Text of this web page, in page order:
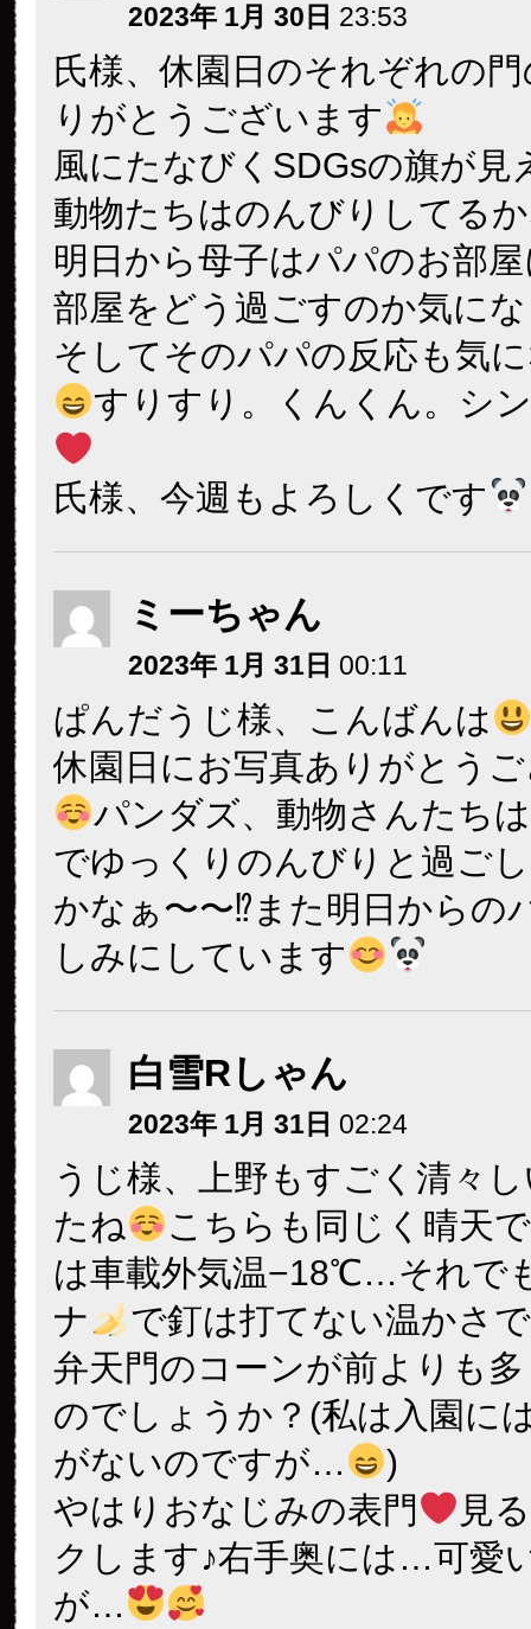
2023年 1月 30日 23:53
氏様、休園日のそれぞれの
りがとうございます
風にたなびくSDGsの旗が見
動物たちはのんびりしてる
明日から母子はパパのお部
部屋をどう過ごすのか気に
そしてそのパパの反応も気
すりすり。くんくん。シ
氏様、今週もよろしくです
ミーちゃん
2023年 1月 31日 00:11
ぱんだうじ様、こんばんは
休園日にお写真ありがとう
パンダズ、動物さんたち
でゆっくりのんびりと過ご
かなぁ〜〜⁉また明日からの
しみにしています
白雪Rしゃん
2023年 1月 31日 02:24
うじ様、上野もすごく清々
たね
こちらも同じく晴天
は車載外気温−18℃…それで
ナ
で釘は打てない温かさ
弁天門のコーンが前よりも
のでしょうか？(私は入園に
がないのですが…
)
やはりおなじみの表門
見
クします♪右手奥には…可愛
が…